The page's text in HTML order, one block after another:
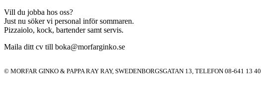
Vill du jobba hos oss?
Just nu söker vi personal inför sommaren.
Pizzaiolo, kock, bartender samt servis.
Maila ditt cv till boka@morfarginko.se
© MORFAR GINKO & PAPPA RAY RAY, SWEDENBORGSGATAN 13, TELEFON 08-641 13 40